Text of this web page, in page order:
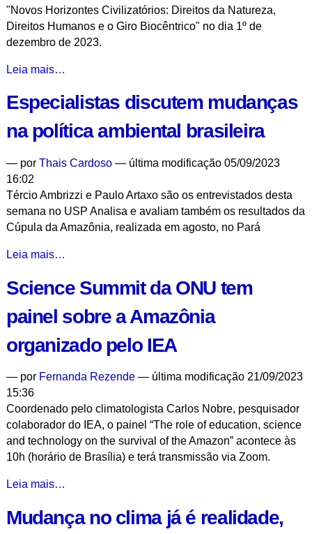
chocolate
-
"Novos Horizontes Civilizatórios: Direitos da Natureza,
Direitos Humanos e o Giro Biocêntrico" no dia 1º de
dezembro de 2023.
Eduardo
defende
virada
como
novo
padrão
civilizatório
-
Leia mais…
Especialistas discutem mudanças
na política ambiental brasileira
— por Thais Cardoso— última modificação 05/09/2023
16:02
Tércio Ambrizzi e Paulo Artaxo são os entrevistados desta
semana no USP Analisa e avaliam também os resultados da
Cúpula da Amazônia, realizada em agosto, no Pará
Especialistas
mudanças
política
brasileira
Leia mais…
Science Summit da ONU tem
painel sobre a Amazônia
organizado pelo IEA
— por Fernanda Rezende— última modificação 21/09/2023
15:36
Coordenado pelo climatologista Carlos Nobre, pesquisador
colaborador do IEA, o painel “The role of education, science
and technology on the survival of the Amazon” acontece às
10h (horário de Brasília) e terá transmissão via Zoom.
Science
da
Leia mais…
Mudança no clima já é realidade,